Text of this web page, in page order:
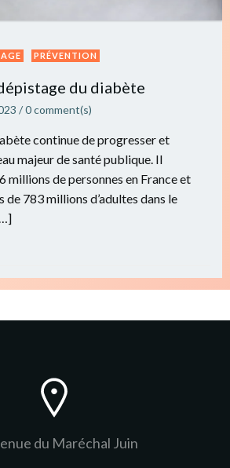
PRÉVENTION
du diabète
/0comment(s)
continue de progresser et
majeur de santé publique. Il
millions de personnes en France et
783 millions d’adultes dans le
du Maréchal Juin